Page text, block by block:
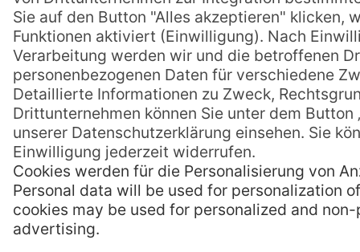
Must-See Tahiti: Heiva Tū’aro Mā’ohi